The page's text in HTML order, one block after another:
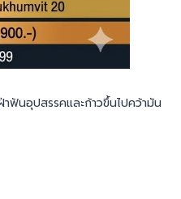
าฟันอุปสรรคและก้าวขึ้นไปคว้ามัน